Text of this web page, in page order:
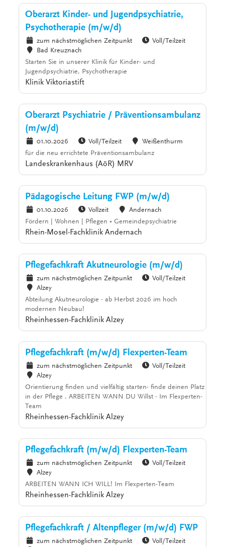
Oberarzt Kinder- und Jugendpsychiatrie,
Psychotherapie (m/w/d)
zum nächstmöglichen Zeitpunkt
Voll/Teilzeit
Bad Kreuznach
Starten Sie in unserer Klinik für Kinder- und
Jugendpsychiatrie, Psychotherapie
Klinik Viktoriastift
Oberarzt Psychiatrie / Präventionsambulanz
(m/w/d)
01.10.2026 Voll/Teilzeit
Weißenthurm
für die neu errichtete Präventionsambulanz
Landeskrankenhaus (AöR) MRV
Pädagogische Leitung FWP (m/w/d)
01.10.2026 Vollzeit
Andernach
Fördern | Wohnen | Pflegen • Gemeindepsychiatrie
Rhein-Mosel-Fachklinik Andernach
Pflegefachkraft Akutneurologie (m/w/d)
zum nächstmöglichen Zeitpunkt
Voll/Teilzeit
Alzey
Abteilung Akutneurologie - ab Herbst 2026 im hoch
modernen Neubau!
Rheinhessen-Fachklinik Alzey
Pflegefachkraft (m/w/d) Flexperten-Team
zum nächstmöglichen Zeitpunkt
Voll/Teilzeit
Alzey
Orientierung finden und vielfältig starten- finde deinen Platz
in der Pflege . ARBEITEN WANN DU Willst - Im Flexperten-
Team
Rheinhessen-Fachklinik Alzey
Pflegefachkraft (m/w/d) Flexperten-Team
zum nächstmöglichen Zeitpunkt
Voll/Teilzeit
Alzey
ARBEITEN WANN ICH WILL! Im Flexperten-Team
Rheinhessen-Fachklinik Alzey
Pflegefachkraft / Altenpfleger (m/w/d) FWP
zum nächstmöglichen Zeitpunkt
Voll/Teilzeit